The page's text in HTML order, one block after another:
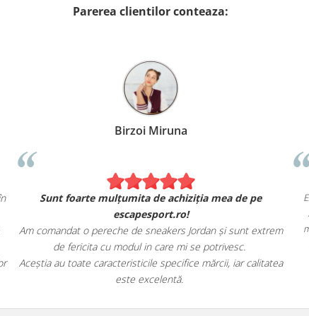
Parerea clientilor conteaza:
Alexandru Petcu
Am comandat 2 hanorace Nike. Se simt și arată exact ca în
magazinul fizic.
Am apreciat, de asemenea, livrarea rapidă și oferta
magazinului.
Recomand cu încredere escapesport.ro tuturor pasionaților
de încălțăminte sport!
Am